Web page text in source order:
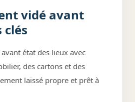
vidé avant
clés
état des lieux avec
des cartons et des
laissé propre et prêt à